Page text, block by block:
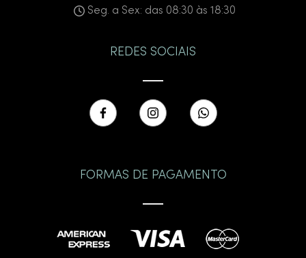
Seg. a Sex: das 08:30 às 18:30
REDES SOCIAIS
FORMAS DE PAGAMENTO